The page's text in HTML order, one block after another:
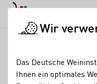
Wir
Das Deutsche
Ihnen ein optimales